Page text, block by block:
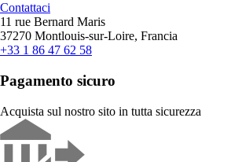
Contattaci
11 rue Bernard Maris
37270 Montlouis-sur-Loire, Francia
+33 1 86 47 62 58
Pagamento sicuro
Acquista sul nostro sito in tutta sicurezza